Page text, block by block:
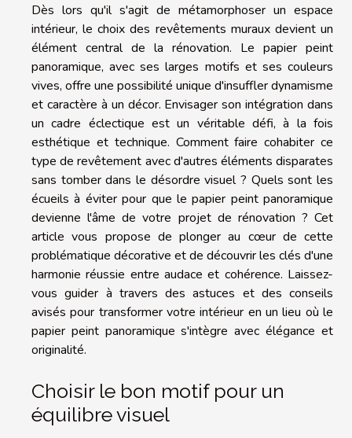
Dès lors qu'il s'agit de métamorphoser un espace
intérieur, le choix des revêtements muraux devient un
élément central de la rénovation. Le papier peint
panoramique, avec ses larges motifs et ses couleurs
vives, offre une possibilité unique d'insuffler dynamisme
et caractère à un décor. Envisager son intégration dans
un cadre éclectique est un véritable défi, à la fois
esthétique et technique. Comment faire cohabiter ce
type de revêtement avec d'autres éléments disparates
sans tomber dans le désordre visuel ? Quels sont les
écueils à éviter pour que le papier peint panoramique
devienne l'âme de votre projet de rénovation ? Cet
article vous propose de plonger au cœur de cette
problématique décorative et de découvrir les clés d'une
harmonie réussie entre audace et cohérence. Laissez-
vous guider à travers des astuces et des conseils
avisés pour transformer votre intérieur en un lieu où le
papier peint panoramique s'intègre avec élégance et
originalité.
Choisir le bon motif pour un
équilibre visuel